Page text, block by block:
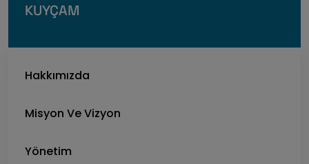
KUYÇAM
Hakkımızda
Misyon Ve Vizyon
Yönetim